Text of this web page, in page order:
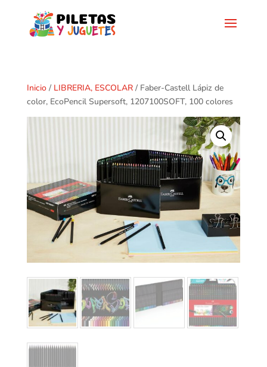
Inicio/ LIBRERIA, ESCOLAR/ Faber-Castell Lápiz de
color, EcoPencil Supersoft, 1207100SOFT, 100 colores